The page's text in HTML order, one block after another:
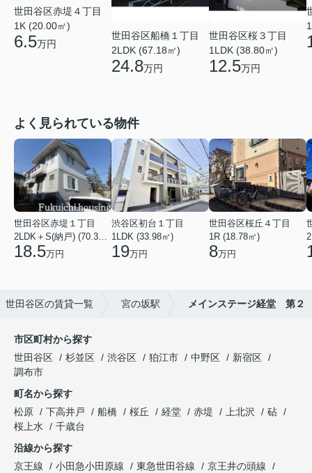
世田谷区赤堤４丁目
1K (20.00㎡)
6.5万円
世田谷区船橋１丁目
2LDK (67.18㎡)
24.8万円
世田谷区桜３丁目
1LDK (38.80㎡)
12.5万円
よく見られている物件
世田谷区赤堤１丁目
2LDK＋S(納戸) (70.38㎡)
18.5万円
渋谷区初台１丁目
1LDK (33.98㎡)
19万円
世田谷区桜丘４丁目
1R (18.78㎡)
8万円
世田谷区の賃貸一覧 宮の坂駅 メインステージ経堂 第２
市区町村から探す
世田谷区
杉並区 渋谷区 狛江市 中野区
新宿区
調布市
町名から探す
松原
下高井戸 船橋 桜丘 経堂 赤堤 上北沢
砧
桜上水
千歳台
沿線から探す
京王線
小田急小田原線 東急世田谷線
京王井の頭線